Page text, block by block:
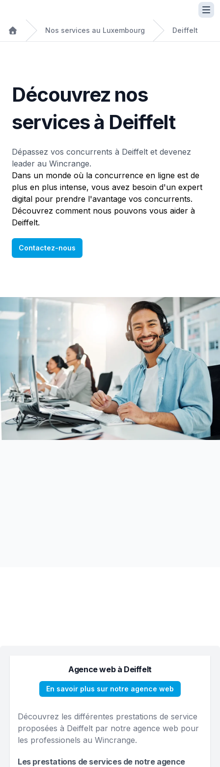
Nos services au Luxembourg Deiffelt
Découvrez nos
services à Deiffelt
Dépassez vos concurrents à Deiffelt et devenez
leader au Wincrange.
Dans un monde où la concurrence en ligne est de
plus en plus intense, vous avez besoin d'un expert
digital pour prendre l'avantage vos concurrents.
Découvrez comment nous pouvons vous aider à
Deiffelt.
Contactez-nous
Agence web à Deiffelt
En savoir plus sur notre agence web
Découvrez les différentes prestations de service
proposées à Deiffelt par notre agence web pour
les professionels au Wincrange.
Les prestations de services de notre agence